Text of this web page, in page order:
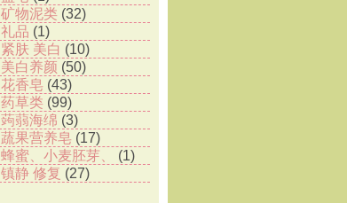
矿物泥类 (32)
礼品 (1)
紧肤 美白 (10)
美白养颜 (50)
花香皂 (43)
药草类 (99)
蒟蒻海绵 (3)
蔬果营养皂 (17)
蜂蜜、小麦胚芽、 (1)
镇静 修复 (27)